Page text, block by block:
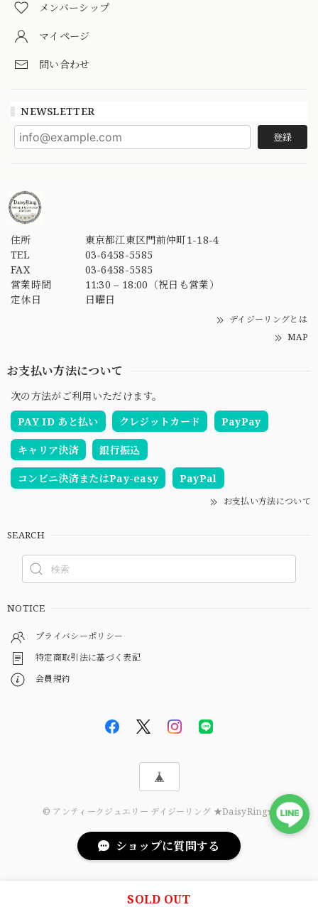
メンバーシップ
マイページ
問い合わせ
NEWSLETTER
登録
住所
東京都江東区門前仲町1-18-4
TEL
03-6458-5585
FAX
03-6458-5585
営業時間
11:30 – 18:00（祝日も営業）
定休日
日曜日
デイジーリングとは
MAP
お支払い方法について
次の方法がご利用いただけます。
PAY ID あと払い
クレジットカード PayPay
キャリア決済 銀行振込
コンビニ決済またはPay-easy PayPal
お支払い方法について
SEARCH
NOTICE
プライバシーポリシー
特定商取引法に基づく表記
会員規約
© アンティークジュエリー デイジーリング ★DaisyRing★
SOLD OUT
ショップに質問する